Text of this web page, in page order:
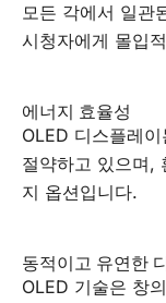
모든 각에서 일관
시청자에게 몰입
에너지 효율성
OLED 디스플레
절약하고 있으며,
지 옵션입니다.
동적이고 유연한
OLED 기술은 창